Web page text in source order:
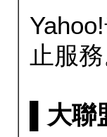
止服務
▌大